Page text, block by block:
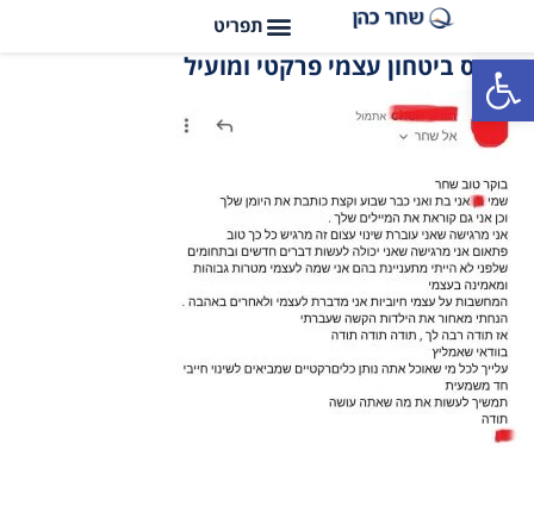
פתח סרגל נגישות
קורס ביטחון עצמי פרקטי ומועיל